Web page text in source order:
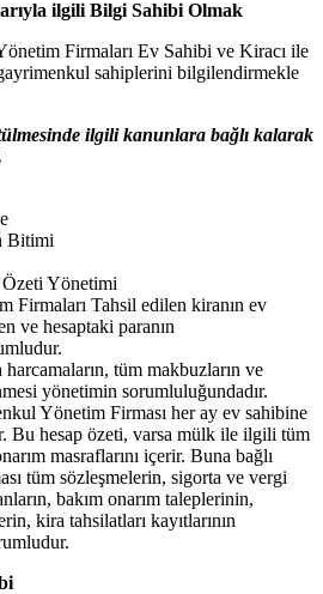
ilgili Bilgi Sahibi Olmak
Firmaları Ev Sahibi ve Kiracı ile
sahiplerini bilgilendirmekle
ilgili kanunlara bağlı kalarak
Bitimi
Yönetimi
Firmaları Tahsil edilen kiranın ev
ve hesaptaki paranın
tüm makbuzların ve
yönetimin sorumluluğundadır.
Yönetim Firması her ay ev sahibine
Bu hesap özeti, varsa mülk ile ilgili tüm
masraflarını içerir. Buna bağlı
tüm sözleşmelerin, sigorta ve vergi
bakım onarım taleplerinin,
kira tahsilatları kayıtlarının